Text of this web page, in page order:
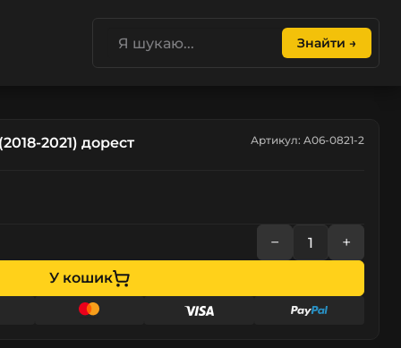
Знайти →
2021) дорест
Артикул: A06-0821-2
− +
У кошик